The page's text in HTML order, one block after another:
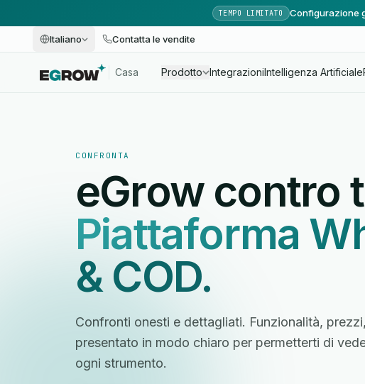
TEMPO LIMITATO Configurazione
Italiano Contatta le vendite
Casa Prodotto IntegrazioniIntelligenza Artificiale
CONFRONTA
eGrow contro
Piattaforma
& COD.
Confronti onesti e dettagliati. Funzionalità,
presentato in modo chiaro per permetterti di
ogni strumento.